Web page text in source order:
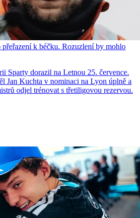
k béčku. Rozuzlení by mohlo
Sparty dorazil na Letnou 25. července.
Jan Kuchta v nominaci na Lyon úplně a
odjel trénovat s třetiligovou rezervou.